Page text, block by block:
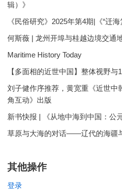
辑）》
《民俗研究》2025年第4期|《“迁
何斯薇 | 龙州开埠与桂越边境交通
Maritime History Today
【多面相的近世中国】整体视野
刘子健作序推荐，黄宽重《近世
角互动》出版
新书快报 | 《从地中海到中国：公
草原与大海的对话——辽代的海疆
其他操作
登录